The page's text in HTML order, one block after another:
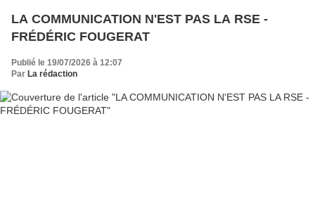
LA COMMUNICATION N'EST PAS LA RSE -
FRÉDÉRIC FOUGERAT
Publié le 19/07/2026 à 12:07
Par La rédaction